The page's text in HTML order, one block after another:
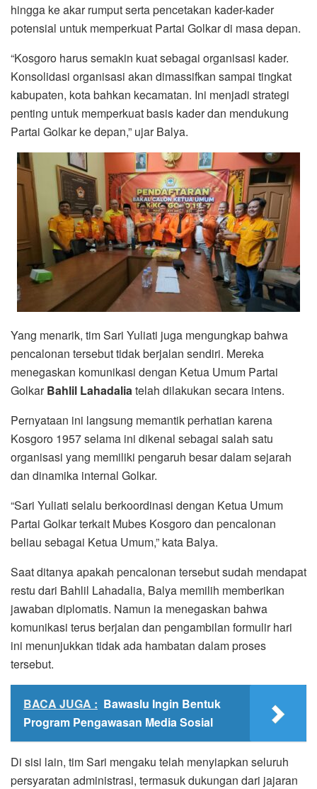
hingga ke akar rumput serta pencetakan kader-kader
potensial untuk memperkuat Partai Golkar di masa depan.
“Kosgoro harus semakin kuat sebagai organisasi kader.
Konsolidasi organisasi akan dimassifkan sampai tingkat
kabupaten, kota bahkan kecamatan. Ini menjadi strategi
penting untuk memperkuat basis kader dan mendukung
Partai Golkar ke depan,” ujar Balya.
Yang menarik, tim Sari Yuliati juga mengungkap bahwa
pencalonan tersebut tidak berjalan sendiri. Mereka
menegaskan komunikasi dengan Ketua Umum Partai
GolkarBahlil Lahadaliatelah dilakukan secara intens.
Pernyataan ini langsung memantik perhatian karena
Kosgoro 1957 selama ini dikenal sebagai salah satu
organisasi yang memiliki pengaruh besar dalam sejarah
dan dinamika internal Golkar.
“Sari Yuliati selalu berkoordinasi dengan Ketua Umum
Partai Golkar terkait Mubes Kosgoro dan pencalonan
beliau sebagai Ketua Umum,” kata Balya.
Saat ditanya apakah pencalonan tersebut sudah mendapat
restu dari Bahlil Lahadalia, Balya memilih memberikan
jawaban diplomatis. Namun ia menegaskan bahwa
komunikasi terus berjalan dan pengambilan formulir hari
ini menunjukkan tidak ada hambatan dalam proses
tersebut.
BACA JUGA : Bawaslu Ingin Bentuk
Program Pengawasan Media Sosial
Di sisi lain, tim Sari mengaku telah menyiapkan seluruh
persyaratan administrasi, termasuk dukungan dari jajaran